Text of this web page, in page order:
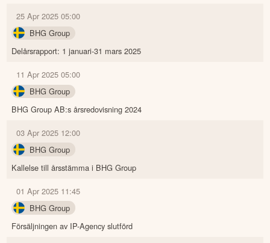
25 Apr 2025 05:00
BHG Group
Delårsrapport: 1 januari-31 mars 2025
11 Apr 2025 05:00
BHG Group
BHG Group AB:s årsredovisning 2024
03 Apr 2025 12:00
BHG Group
Kallelse till årsstämma i BHG Group
01 Apr 2025 11:45
BHG Group
Försäljningen av IP-Agency slutförd